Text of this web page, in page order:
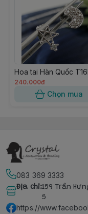
Hoa tai Hàn Quốc
240.000đ
Chọn mua
083 369 3333
Địa chỉ:159 Trần
5
https://